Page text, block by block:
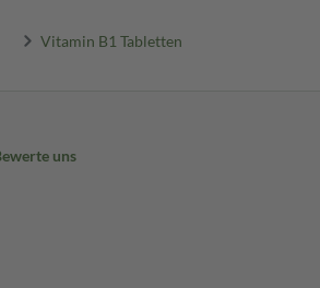
Vitamin B1 Tabletten
uns